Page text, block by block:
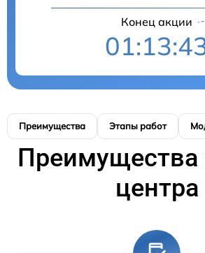
Конец акции
Преимущества Этапы работ
Преимущества
центра